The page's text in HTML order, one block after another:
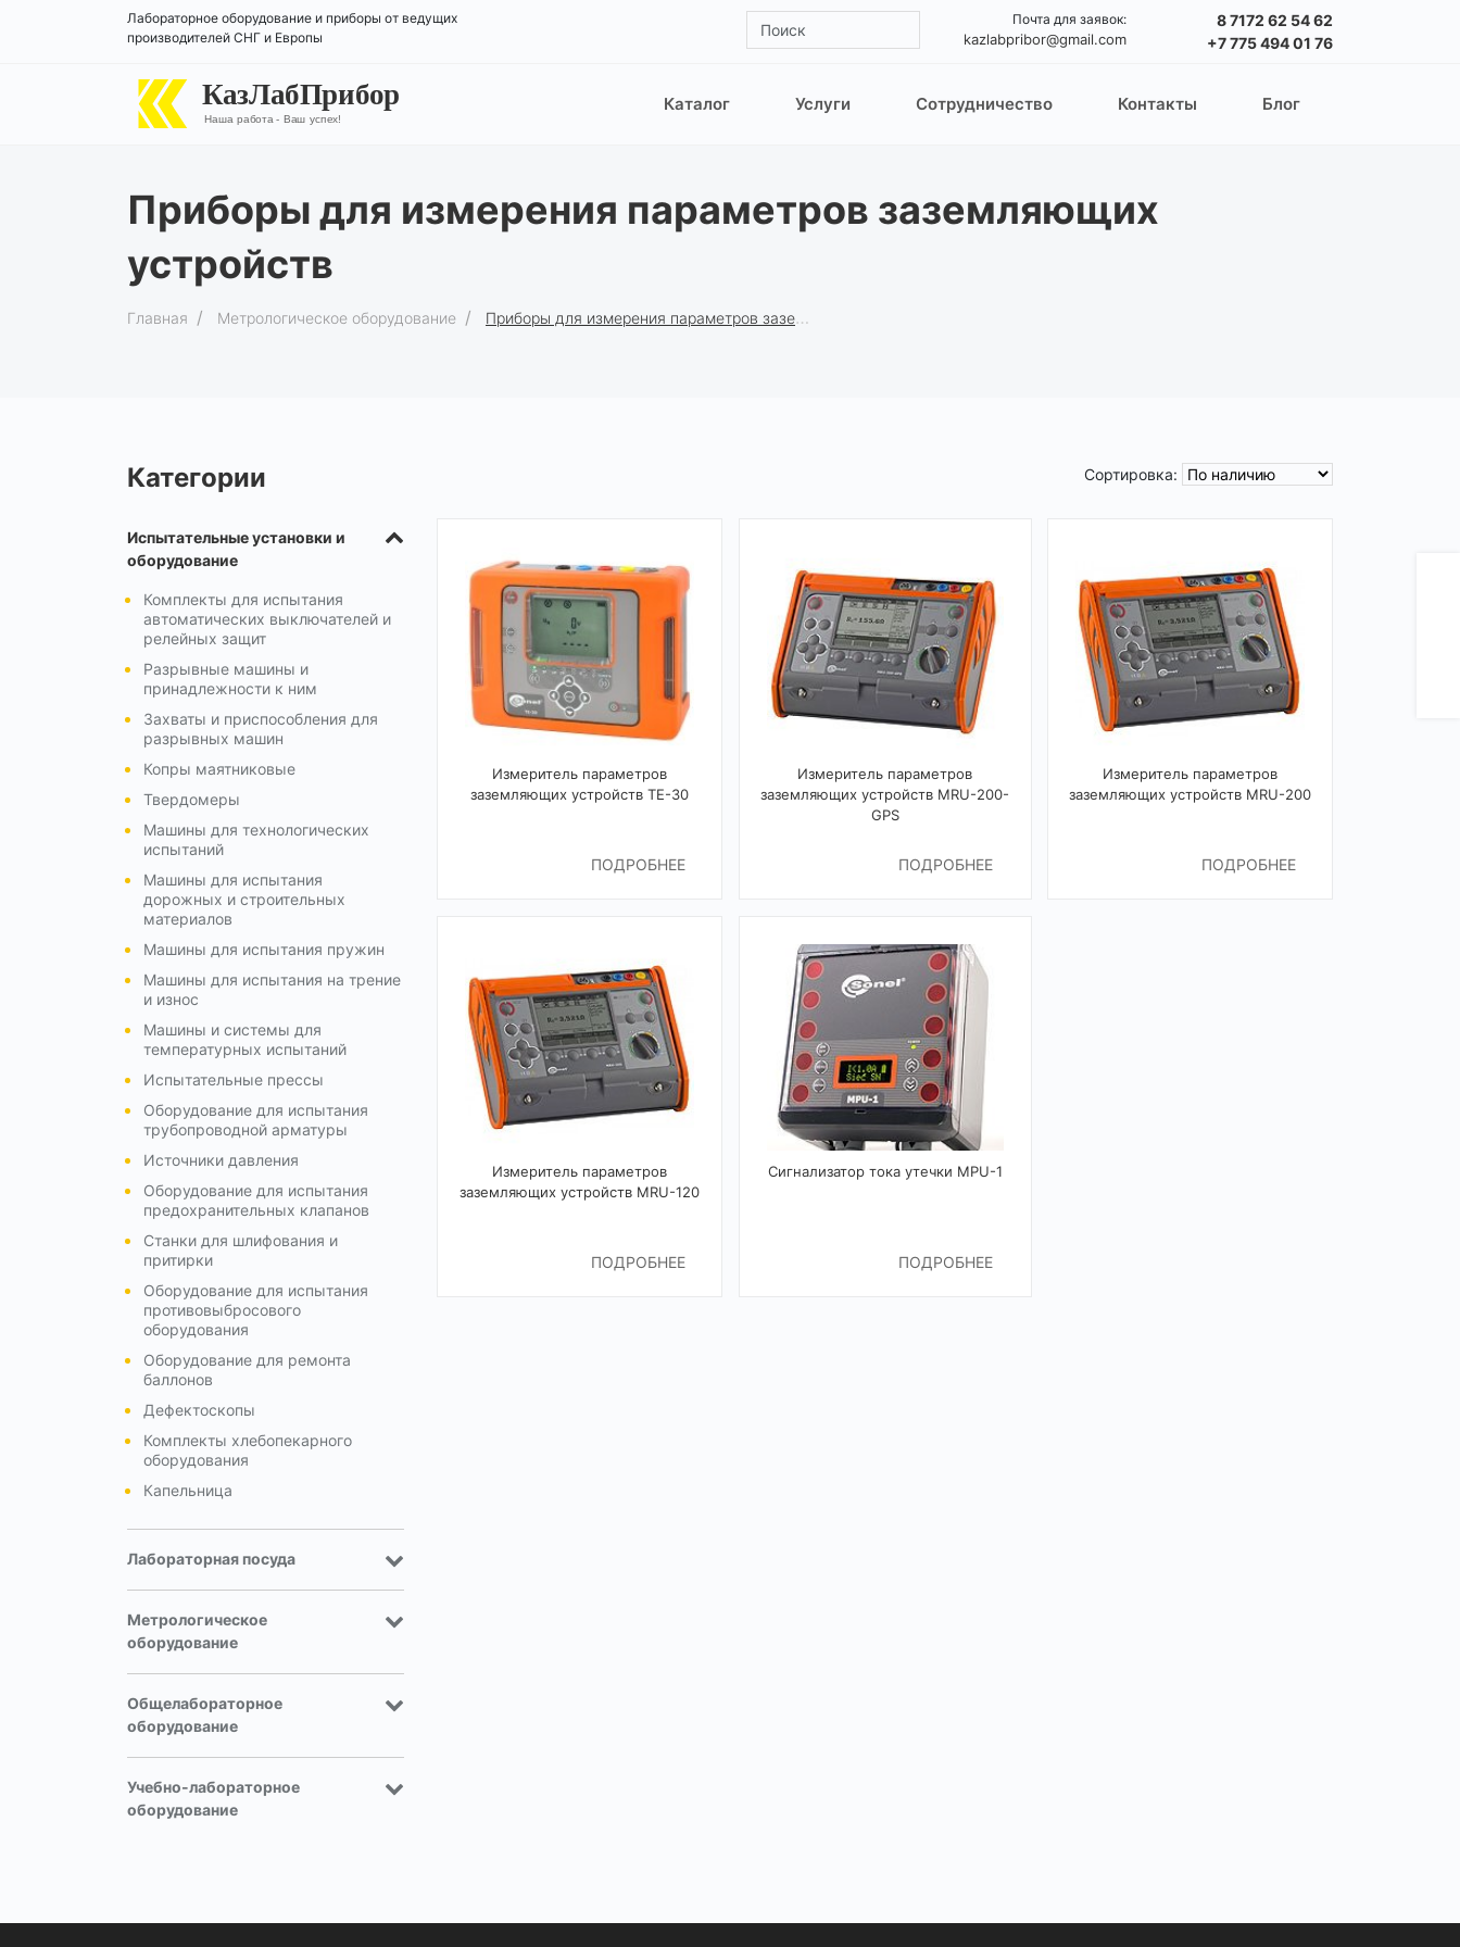
Лабораторное оборудование и приборы от ведущих
производителей СНГ и Европы
Почта для заявок:
kazlabpribor@gmail.com
8 7172 62 54 62
+7 775 494 01 76
КазЛабПрибор
Наша работа - Ваш успех!
Каталог Услуги Сотрудничество Контакты Блог
Приборы для измерения параметров заземляющих
устройств
Главная Метрологическое оборудование Приборы для измерения параметров заземляющих устройств
Категории
Испытательные установки и
оборудование
Комплекты для испытания
автоматических выключателей и
релейных защит
Разрывные машины и
принадлежности к ним
Захваты и приспособления для
разрывных машин
Копры маятниковые
Твердомеры
Машины для технологических
испытаний
Машины для испытания
дорожных и строительных
материалов
Машины для испытания пружин
Машины для испытания на трение
и износ
Машины и системы для
температурных испытаний
Испытательные прессы
Оборудование для испытания
трубопроводной арматуры
Источники давления
Оборудование для испытания
предохранительных клапанов
Станки для шлифования и
притирки
Оборудование для испытания
противовыбросового
оборудования
Оборудование для ремонта
баллонов
Дефектоскопы
Комплекты хлебопекарного
оборудования
Капельница
Лабораторная посуда
Метрологическое
оборудование
Общелабораторное
оборудование
Учебно-лабораторное
оборудование
Сортировка:
Измеритель параметров
заземляющих устройств TE-30
ПОДРОБНЕЕ
Измеритель параметров
заземляющих устройств MRU-200-
GPS
ПОДРОБНЕЕ
Измеритель параметров
заземляющих устройств MRU-200
ПОДРОБНЕЕ
Измеритель параметров
заземляющих устройств MRU-120
ПОДРОБНЕЕ
Сигнализатор тока утечки MPU-1
ПОДРОБНЕЕ